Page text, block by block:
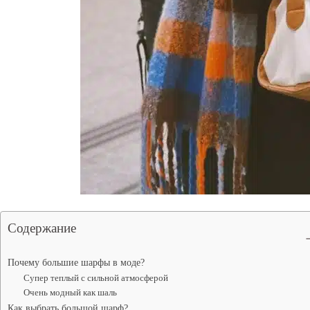
Содержание
Почему большие шарфы в моде?
Супер теплый с сильной атмосферой
Очень модный как шаль